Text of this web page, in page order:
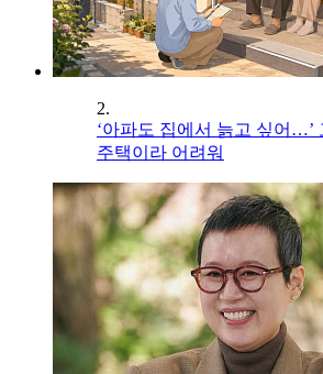
2.
‘아파도 집에서 늙고 싶어…’
주택이라 어려워